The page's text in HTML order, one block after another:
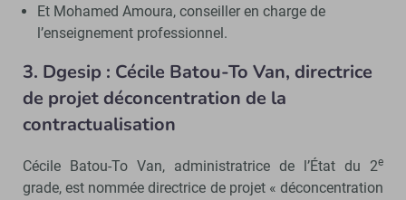
Et Mohamed Amoura, conseiller en charge de
l’enseignement professionnel.
3. Dgesip : Cécile Batou-To Van, directrice
de projet déconcentration de la
contractualisation
Cécile Batou-To Van, administratrice de l’État du 2e
grade, est nommée directrice de projet « déconcentration